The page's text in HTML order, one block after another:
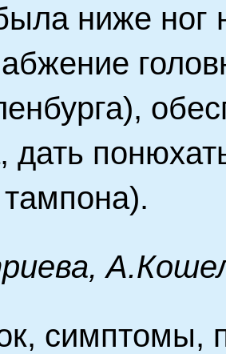
ниже ног
дать
тампона).
симптомы,